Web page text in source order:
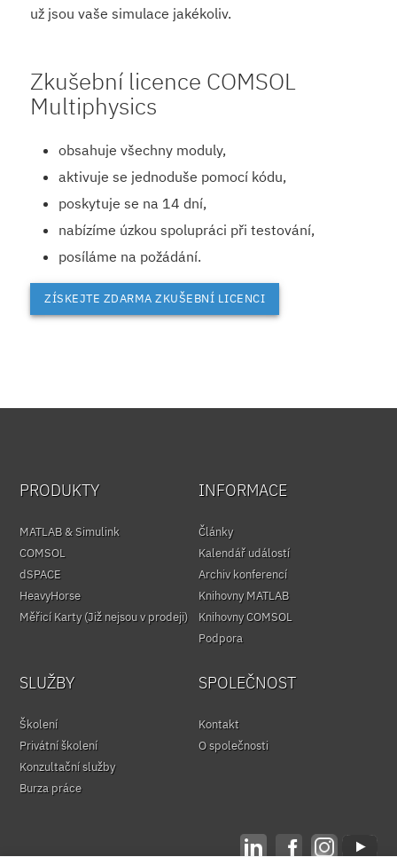
už jsou vaše simulace jakékoliv.
Zkušební licence COMSOL
Multiphysics
obsahuje všechny moduly,
aktivuje se jednoduše pomocí kódu,
poskytuje se na 14 dní,
nabízíme úzkou spolupráci při testování,
posíláme na požádání.
ZÍSKEJTE ZDARMA ZKUŠEBNÍ LICENCI
PRODUKTY
MATLAB & Simulink
COMSOL
dSPACE
HeavyHorse
Měřicí Karty (Již nejsou v prodeji)
INFORMACE
Články
Kalendář událostí
Archiv konferencí
Knihovny MATLAB
Knihovny COMSOL
Podpora
SLUŽBY
Školení
Privátní školení
Konzultační služby
Burza práce
SPOLEČNOST
Kontakt
O společnosti